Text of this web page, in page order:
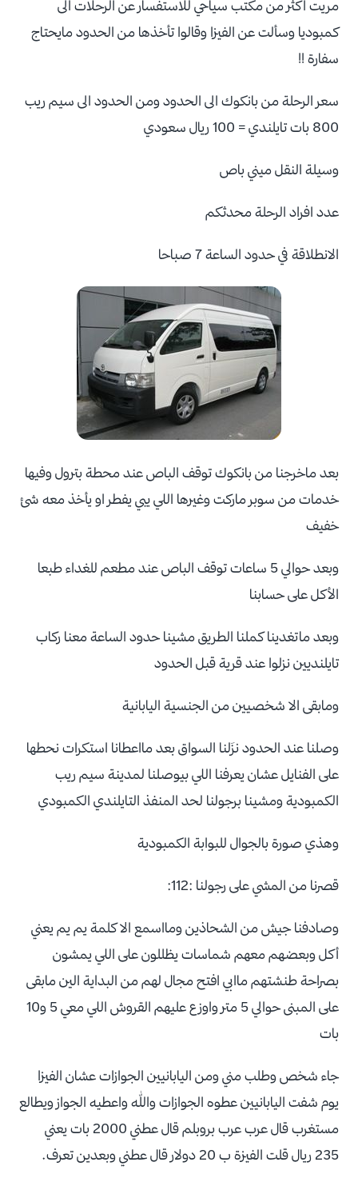
مريت اكثر من مكتب سياحي للاستفسار عن الرحلات الى
كمبوديا وسألت عن الفيزا وقالوا تأخذها من الحدود مايحتاج
سفارة !!
سعر الرحلة من بانكوك الى الحدود ومن الحدود الى سيم ريب
800 بات تايلندي = 100 ريال سعودي
وسيلة النقل ميني باص
عدد افراد الرحلة محدثكم
الانطلاقة في حدود الساعة 7 صباحا
بعد ماخرجنا من بانكوك توقف الباص عند محطة بترول وفيها
خدمات من سوبر ماركت وغيرها اللي يبي يفطر او يأخذ معه شئ
خفيف
وبعد حوالي 5 ساعات توقف الباص عند مطعم للغداء طبعا
الأكل على حسابنا
وبعد ماتغدينا كملنا الطريق مشينا حدود الساعة معنا ركاب
تايلنديين نزلوا عند قرية قبل الحدود
ومابقى الا شخصيين من الجنسية اليابانية
وصلنا عند الحدود نزَلنا السواق بعد مااعطانا استكرات نحطها
على الفنايل عشان يعرفنا اللي بيوصلنا لمدينة سيم ريب
الكمبودية ومشينا برجولنا لحد المنفذ التايلندي الكمبودي
وهذي صورة بالجوال للبوابة الكمبودية
قصرنا من المشي على رجولنا :112:
وصادفنا جيش من الشحاذين ومااسمع الا كلمة يم يم يعني
أكل وبعضهم معهم شماسات يظللون على اللي يمشون
بصراحة طنشتهم ماابي افتح مجال لهم من البداية الين مابقى
على المبنى حوالي 5 متر واوزع عليهم القروش اللي معي 5 و10
بات
جاء شخص وطلب مني ومن اليابانيين الجوازات عشان الفيزا
يوم شفت اليابانيين عطوه الجوازات والله واعطيه الجواز ويطالع
مستغرب قال عرب عرب بروبلم قال عطني 2000 بات يعني
235 ريال قلت الفيزة ب 20 دولار قال عطني وبعدين تعرف.